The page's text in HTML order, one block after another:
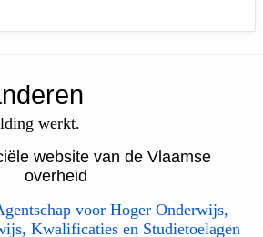
werkt.
website van de Vlaamse
overheid
voor Hoger Onderwijs,
Kwalificaties en Studietoelagen